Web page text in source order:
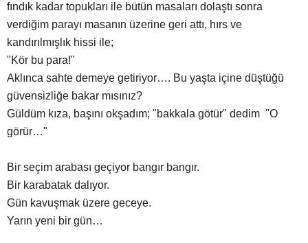
fındık kadar topukları ile bütün masaları dolaştı sonra
verdiğim parayı masanın üzerine geri attı, hırs ve
kandırılmışlık hissi ile;
"Kör bu para!"
Aklınca sahte demeye getiriyor…. Bu yaşta içine düştüğü
güvensizliğe bakar mısınız?
Güldüm kıza, başını okşadım; "bakkala götür" dedim "O
görür…"
Bir seçim arabası geçiyor bangır bangır.
Bir karabatak dalıyor.
Gün kavuşmak üzere geceye.
Yarın yeni bir gün…